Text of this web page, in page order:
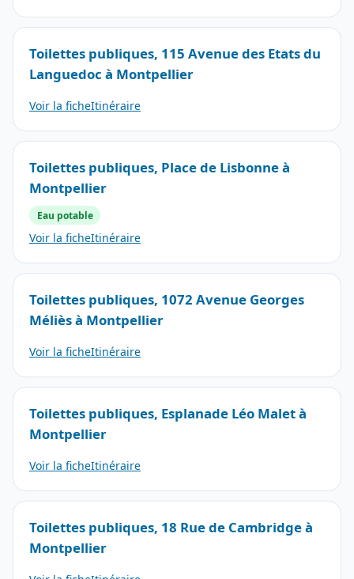
Toilettes publiques, 115 Avenue des Etats du
Languedoc à Montpellier
Voir la ficheItinéraire
Toilettes publiques, Place de Lisbonne à
Montpellier
Eau potable
Voir la ficheItinéraire
Toilettes publiques, 1072 Avenue Georges
Méliès à Montpellier
Voir la ficheItinéraire
Toilettes publiques, Esplanade Léo Malet à
Montpellier
Voir la ficheItinéraire
Toilettes publiques, 18 Rue de Cambridge à
Montpellier